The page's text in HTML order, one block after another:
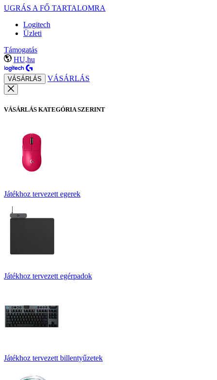
UGRÁS A FŐ TARTALOMRA
Logitech
Üzleti
Támogatás
HU,hu
VÁSÁRLÁS VÁSÁRLÁS
VÁSÁRLÁS KATEGÓRIA SZERINT
Játékhoz tervezett egerek
Játékhoz tervezett egérpadok
Játékhoz tervezett billentyűzetek